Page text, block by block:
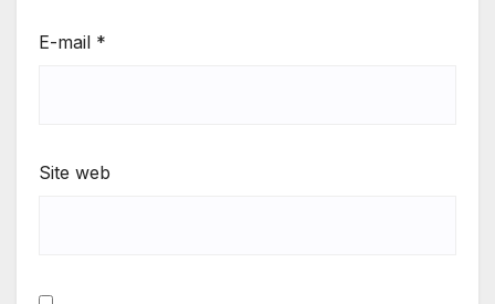
E-mail *
Site web